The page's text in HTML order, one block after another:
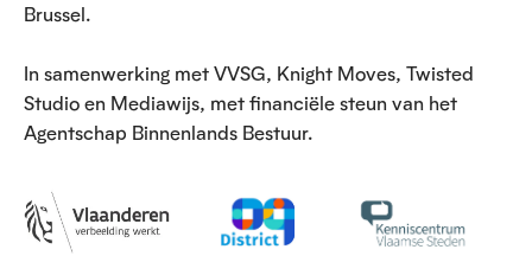
Brussel.
In samenwerking met VVSG, Knight Moves, Twisted
Studio en Mediawijs, met financiële steun van het
Agentschap Binnenlands Bestuur.